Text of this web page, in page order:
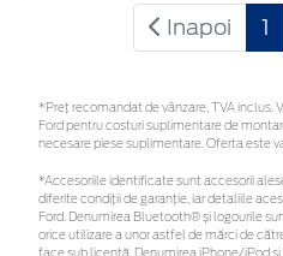
Inapoi 1
*Preţ recomandat de vânzare, TVA inclus.
Ford pentru costuri suplimentare de
necesare piese suplimentare. Oferta este
*Accesoriile identificate sunt accesorii
diferite condiții de garanție, iar detaliile
Ford. Denumirea Bluetooth® și logourile
orice utilizare a unor astfel de mărci de
face sub licență. Denumirea iPhone/iPod